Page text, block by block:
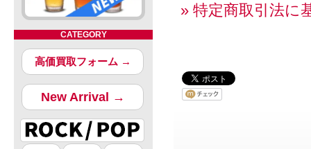
CATEGORY
高価買取フォーム →
New Arrival →
» 特定商取引法に